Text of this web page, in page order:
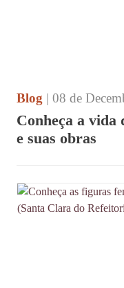
Blog | 08 de
Conheça a vida
e suas obras